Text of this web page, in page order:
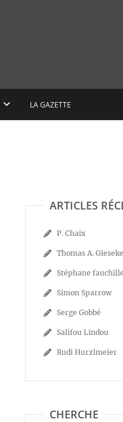
LA GAZETTE
ARTICLES
P. Chaix
Thomas A. Gieseke
Stéphane fauchille
Simon Sparrow
Serge Gobbé
Salifou Lindou
Rudi Hurzlmeier
CHERCHE